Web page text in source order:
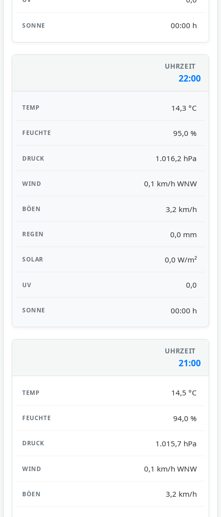
00:00 h
22:00
14,3 °C
95,0 %
1.016,2 hPa
0,1 km/h WNW
3,2 km/h
0,0 mm
0,0 W/m²
0,0
00:00 h
21:00
14,5 °C
94,0 %
1.015,7 hPa
0,1 km/h WNW
3,2 km/h